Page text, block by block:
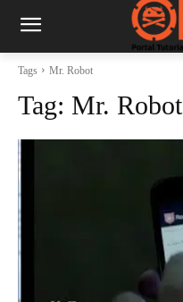
Tags Mr. Robot
Tag: Mr. Robot